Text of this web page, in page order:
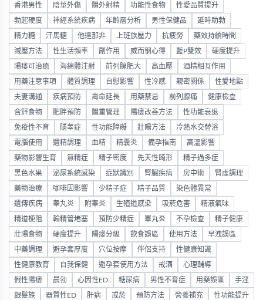
香港男性 陰莖外傷 體外射精 功能性食物 性愛品質提升
勃起硬度 神經系統疾病 年齡層分析 男性保健品 延時助勃
精力糖 汗馬糖 他達那非 上班族壓力 抗疲勞 藥效持續時間
減壓方法 性生活頻率 副作用 威而钢心得 藍P雙效 硬度提升
陽痿可治癒 海綿體注射 前列腺肥大 高血壓 酒精相互作用
用藥注意事項 體質調理 自慰影響 性冷感 親密關係 性愛地點
夫妻溝通 疾病預防 壽命延長 用藥禁忌 前列腺痛 健康檢查
含鋅食物 肥胖預防 體重管理 陽痿改善方法 性功能衰退
免疫性不育 隱睾症 性功能障礙 壯陽方法 冷熱水交替浴
電腦使用 遺精調理 血精 精囊炎 備孕指南 高溫影響
藥物影響生育 無精症 精子密度 先天性畸形 精子過多症
黑色水果 泌尿系統感染 症狀識別 腎臟疾病 房中術 腎虛調理
藥物治療 咖啡因影響 少精子症 精子品質 染色體異常
遺傳疾病 睾丸炎 附睾炎 生殖道感染 吸菸危害 精液氣味
精道梗阻 輸精管堵塞 預防少精症 睪丸炎 不孕檢查 精子健康
壯陽食物 硬度提升 陽痿分級 飲食誤區 使用方法 早洩誤區
中藥調理 避孕套厚度 穴位按摩 伴侶支持 性健康知識
性健康教育 自我保健 避孕套使用方法 戒酒 心理輔導
假性陽痿 晨勃 心因性ED 糖尿病 男性不育症 用藥誤區 手淫
銀髮族 器質性ED 肝病 戒菸 預防方法 營養補充 性功能提升